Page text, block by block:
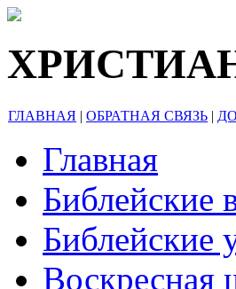
ГЛАВНАЯ | ОБРАТНАЯ СВЯЗЬ |
Главная
Библейские
Библейские
Воскресная